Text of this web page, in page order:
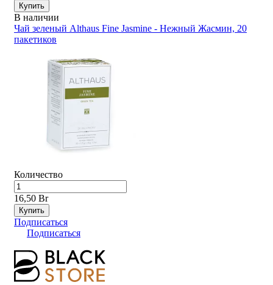
Купить
В наличии
Чай зеленый Althaus Fine Jasmine - Нежный Жасмин, 20
пакетиков
Количество
16,50 Br
Купить
Подписаться
Подписаться